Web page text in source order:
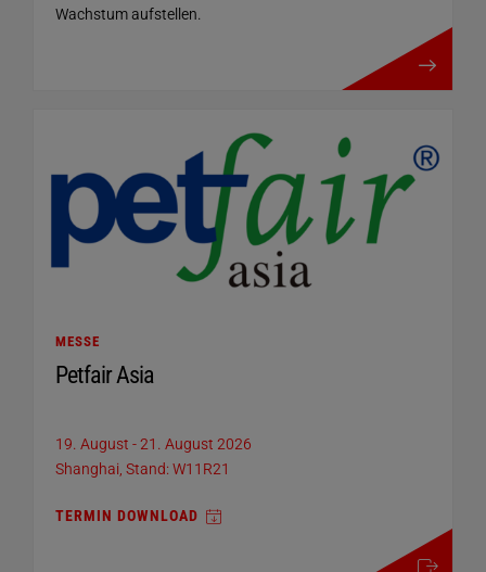
Wachstum aufstellen.
mehr details
MESSE
Petfair Asia
19. August -21. August 2026
Shanghai, Stand: W11R21
TERMIN DOWNLOAD
mehr details